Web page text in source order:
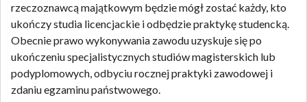
rzeczoznawcą majątkowym będzie mógł zostać każdy, kto
ukończy studia licencjackie i odbędzie praktykę studencką.
Obecnie prawo wykonywania zawodu uzyskuje się po
ukończeniu specjalistycznych studiów magisterskich lub
podyplomowych, odbyciu rocznej praktyki zawodowej i
zdaniu egzaminu państwowego.